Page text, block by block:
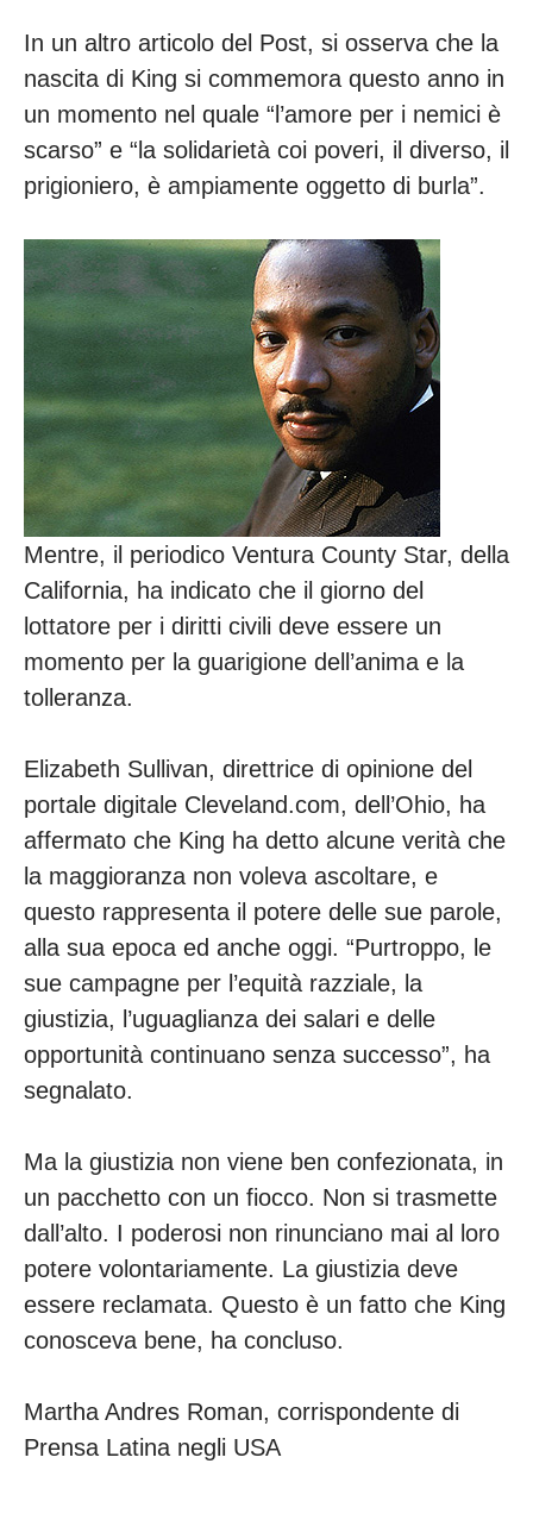
In un altro articolo del Post, si osserva che la
nascita di King si commemora questo anno in
un momento nel quale “l’amore per i nemici è
scarso” e “la solidarietà coi poveri, il diverso, il
prigioniero, è ampiamente oggetto di burla”.
Mentre, il periodico Ventura County Star, della
California, ha indicato che il giorno del
lottatore per i diritti civili deve essere un
momento per la guarigione dell’anima e la
tolleranza.
Elizabeth Sullivan, direttrice di opinione del
portale digitale Cleveland.com, dell’Ohio, ha
affermato che King ha detto alcune verità che
la maggioranza non voleva ascoltare, e
questo rappresenta il potere delle sue parole,
alla sua epoca ed anche oggi. “Purtroppo, le
sue campagne per l’equità razziale, la
giustizia, l’uguaglianza dei salari e delle
opportunità continuano senza successo”, ha
segnalato.
Ma la giustizia non viene ben confezionata, in
un pacchetto con un fiocco. Non si trasmette
dall’alto. I poderosi non rinunciano mai al loro
potere volontariamente. La giustizia deve
essere reclamata. Questo è un fatto che King
conosceva bene, ha concluso.
Martha Andres Roman, corrispondente di
Prensa Latina negli USA